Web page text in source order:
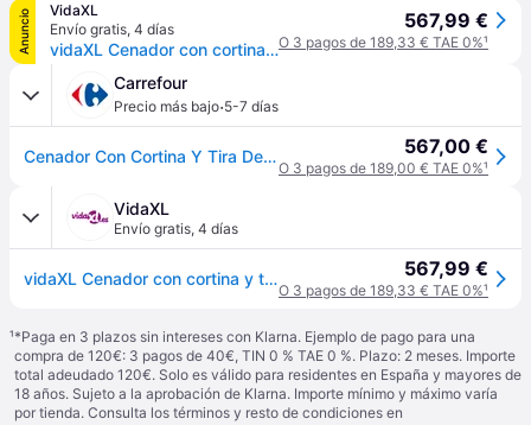
Anuncio
VidaXL
Envío gratis, 4 días
vidaXL Cenador con cortina y tira de luces LED aluminio crema 4x3 m - Crema
567,99 €
O 3 pagos de 189,33 € TAE 0%¹
Carrefour
Precio más bajo·5-7 días
Cenador Con Cortina Y Tira De Luces Led Aluminio Crema 4x3 M Vidaxl 567,00 €
O 3 pagos de 189,00 € TAE 0%¹
VidaXL
Envío gratis, 4 días
vidaXL Cenador con cortina y tira de luces LED aluminio crema 4x3 m - Crema 567,99 €
O 3 pagos de 189,33 € TAE 0%¹
¹*Paga en 3 plazos sin intereses con Klarna. Ejemplo de pago para una
compra de 120€: 3 pagos de 40€, TIN 0 % TAE 0 %. Plazo: 2 meses. Importe
total adeudado 120€. Solo es válido para residentes en España y mayores de
18 años. Sujeto a la aprobación de Klarna. Importe mínimo y máximo varía
por tienda. Consulta los términos y resto de condiciones en